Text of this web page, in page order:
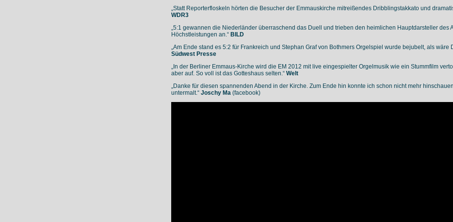
„Statt Reporterfloskeln hörten die Besucher der Emmauskirche mitreißendes Dribblingstakkato und
WDR3
„5:1 gewannen die Niederländer überraschend das Duell und trieben den heimlichen Hauptdarsteller des
Höchstleistungen an.“ BILD
„Am Ende stand es 5:2 für Frankreich und Stephan Graf von Bothmers Orgelspiel wurde bejubelt, als wäre
Südwest Presse
„In der Berliner Emmaus-Kirche wird die EM 2012 mit live eingespielter Orgelmusik wie ein Stummfilm
aber auf. So voll ist das Gotteshaus selten.“ Welt
„Danke für diesen spannenden Abend in der Kirche. Zum Ende hin konnte ich schon nicht mehr
untermalt.“ Joschy Ma (facebook)